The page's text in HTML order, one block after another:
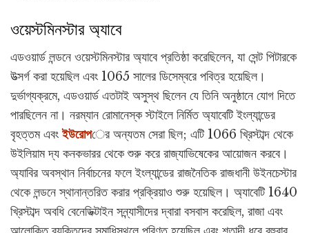
ওয়েস্টমিনস্টার অ্যাবে
এডওয়ার্ড লন্ডনে ওয়েস্টমিনস্টার অ্যাবে প্রতিষ্ঠা করেছিলেন, যা সেন্ট পিটারকে
উত্সর্গ করা হয়েছিল এবং 1065 সালের ডিসেম্বরে পবিত্র হয়েছিল।
দুর্ভাগ্যক্রমে, এডওয়ার্ড এতটাই অসুস্থ ছিলেন যে তিনি অনুষ্ঠানে যোগ দিতে
পারছিলেন না। নরম্যান রোমানেস্ক স্টাইলে নির্মিত অ্যাবেটি ইংল্যান্ডের
বৃহত্তম এবংইউরোপের অন্যতম সেরা ছিল; এটি 1066 খ্রিস্টাব্দ থেকে
উইলিয়াম দ্য কনকভারর থেকে শুরু করে রাজ্যাভিষেকের আয়োজন করবে।
অ্যাবির অবস্থান নির্বাচনের ফলে ইংল্যান্ডের রাজনৈতিক রাজধানী উইনচেস্টার
থেকে লন্ডনে স্থানান্তরিত করার প্রক্রিয়াও শুরু হয়েছিল। অ্যাবেটি 1640
খ্রিস্টাব্দ অবধি বেনেডিক্টাইন সন্ন্যাসীদের দ্বারা বসবাস করেছিল, রাজা এবং